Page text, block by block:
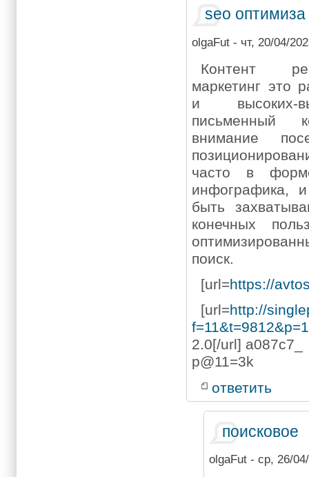
seo оптимиза
olgaFut- чт, 20/04/
Контент
маркетинг это
и высоких-
письменный
внимание
часто в
инфографика,
быть
конечных
поиск.
[url=https://
[url=http://
2.0[/url] a087c7_
p@11=3k
ответить
поисковое
olgaFut- ср, 26/